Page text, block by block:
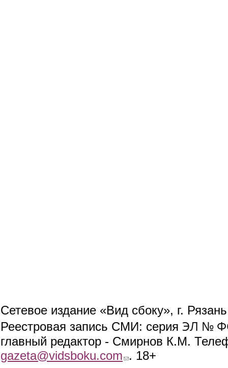
Сетевое издание «Вид сбоку», г.
Реестровая запись СМИ: серия ЭЛ №
главный редактор - Смирнов К.М.
gazeta@vidsboku.com (link sends e-mail)
. 18+